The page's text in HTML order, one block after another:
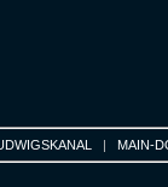
| MAIN-